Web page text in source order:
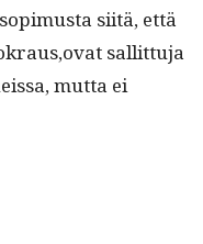
siitä, että
sal­lit­tu­ja
mut­ta ei